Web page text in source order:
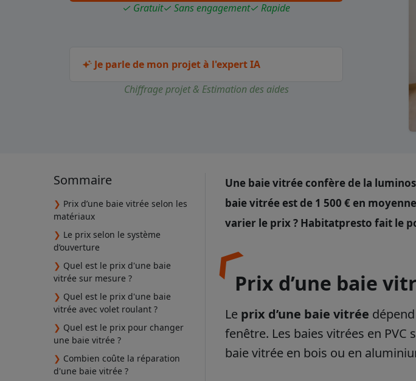
✓ Gratuit✓ Sans engagement✓ Rapide
Je parle de mon projet à l'expert IA
Chiffrage projet & Estimation des aides
Sommaire
❯ Prix d’une baie vitrée selon les
matériaux
❯ Le prix selon le système
d’ouverture
❯ Quel est le prix d'une baie
vitrée sur mesure ?
❯ Quel est le prix d'une baie
vitrée avec volet roulant ?
❯ Quel est le prix pour changer
une baie vitrée ?
❯ Combien coûte la réparation
d'une baie vitrée ?
Une baie vitrée confère de la
baie vitrée est de 1 500 € en
varier le prix ? Habitatpresto fait le
Prix d’une baie
Le prix d’une baie vitrée
fenêtre. Les baies vitrées en PVC
baie vitrée en bois ou en